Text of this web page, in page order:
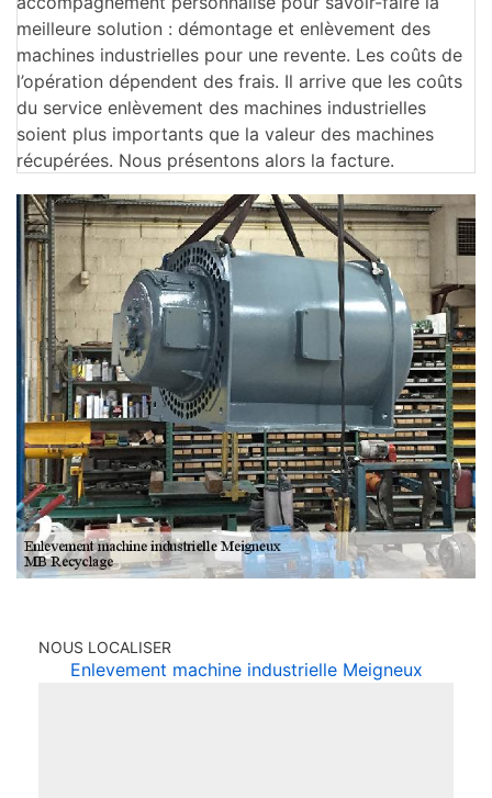
meilleure solution : démontage et enlèvement des
machines industrielles pour une revente. Les coûts de
l’opération dépendent des frais. Il arrive que les coûts
du service enlèvement des machines industrielles
soient plus importants que la valeur des machines
récupérées. Nous présentons alors la facture.
NOUS LOCALISER
Enlevement machine industrielle Meigneux